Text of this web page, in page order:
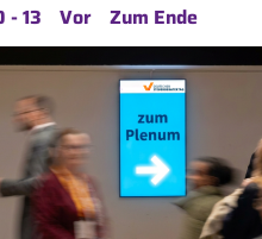
- 13 Vor Zum Ende